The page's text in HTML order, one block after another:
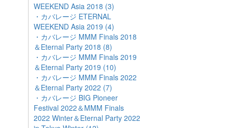
WEEKEND Asia 2018 (3)
・カバレージ ETERNAL
WEEKEND Asia 2019 (4)
・カバレージ MMM Finals 2018
＆Eternal Party 2018 (8)
・カバレージ MMM Finals 2019
＆Eternal Party 2019 (10)
・カバレージ MMM Finals 2022
＆Eternal Party 2022 (7)
・カバレージ BIG Pioneer
Festival 2022＆MMM Finals
2022 Winter＆Eternal Party 2022